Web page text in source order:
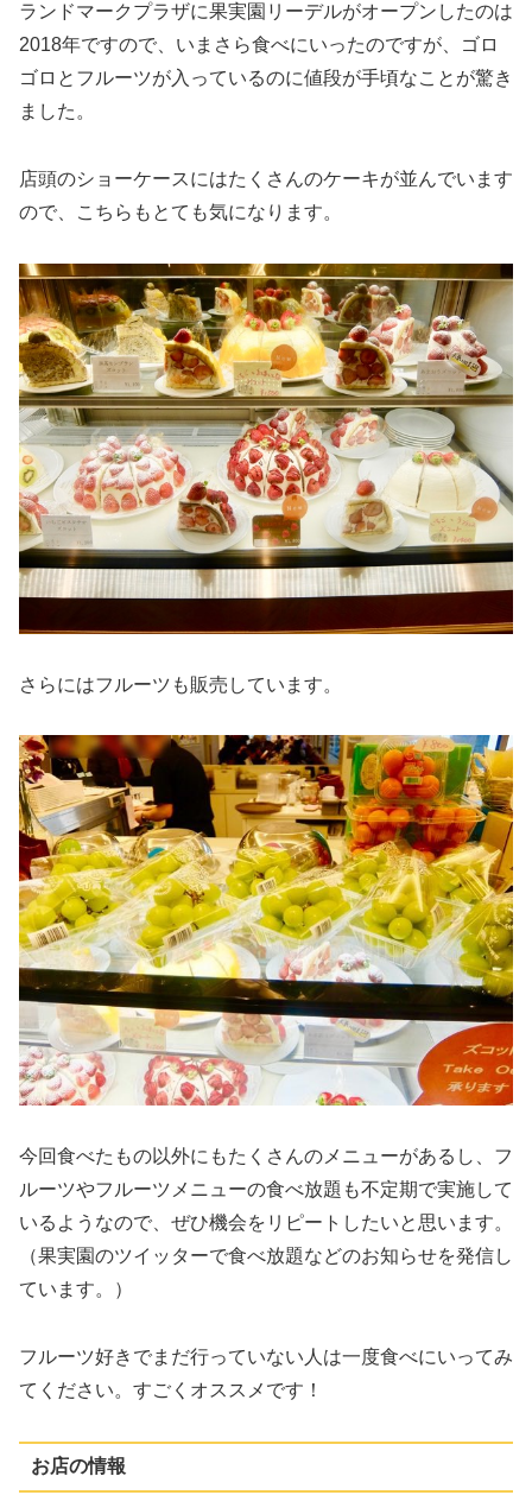
ランドマークプラザに果実園リーデルがオープンしたのは
2018年ですので、いまさら食べにいったのですが、ゴロ
ゴロとフルーツが入っているのに値段が手頃なことが驚き
ました。
店頭のショーケースにはたくさんのケーキが並んでいます
ので、こちらもとても気になります。
さらにはフルーツも販売しています。
今回食べたもの以外にもたくさんのメニューがあるし、フ
ルーツやフルーツメニューの食べ放題も不定期で実施して
いるようなので、ぜひ機会をリピートしたいと思います。
（果実園のツイッターで食べ放題などのお知らせを発信し
ています。）
フルーツ好きでまだ行っていない人は一度食べにいってみ
てください。すごくオススメです！
お店の情報